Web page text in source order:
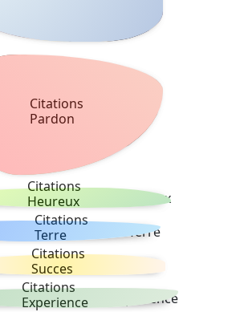
Citations
Pardon
Citations
Heureux
Citations
Terre
Citations
Succes
Citations
Experience